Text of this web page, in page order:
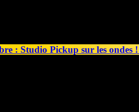
: Studio Pickup sur les ondes